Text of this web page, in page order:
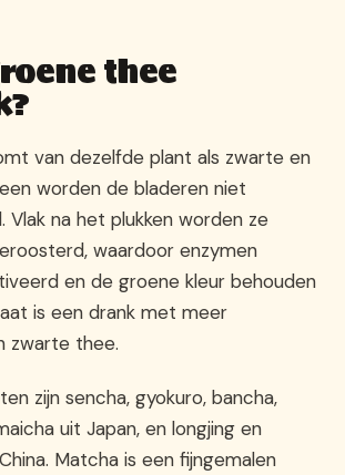
thee
van dezelfde plant als zwarte en
worden de bladeren niet
na het plukken worden ze
waardoor enzymen
en de groene kleur behouden
is een drank met meer
zwarte thee.
zijn sencha, gyokuro, bancha,
uit Japan, en longjing en
Matcha is een fijngemalen